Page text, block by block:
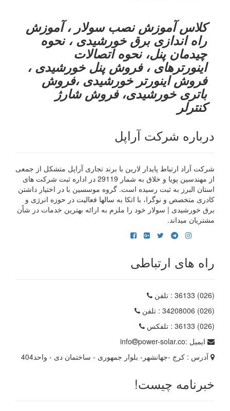
کلاس آموزش نصب سولار ، آموزش
راه اندازی برق خورشیدی ، نحوه
چیدمان پنل، نحوه اتصالات
اینورترهای ، فروش پنل خورشیدی ،
فروش اینورتر خورشیدی ،فروش
باتری خورشیدی، فروش شارژ
کنترلر
درباره شرکت آراپل
شرکت آراد ارتباط پایدار لارین با برند تجاری آراپل متشکل از جمعی
از مهندسین پویا و خلاق به شمار 29119 در اداره ثبت شرکت های
استان البرز به ثبت رسیده است. گروه موسسین با در اختیار داشتن
کادری متخصص و نوگرا، با اتکا به سالها فعالیت در حوزه انرژی و
برق خورشیدی | سولار خود را ملزم به ارائه بهترین خدمات در شاًن
مشتریان میداند.
راه های ارتباطی
(026) 36133
: تلفن
(026) 34208006
: تلفن
(026) 36133
: تلفکس
ایمیل :
info
power-solar.co
آدرس : کرج -جهانشهر- بلوار جمهوری - ساختمان دی - واحد404
خبرنامه چیست!